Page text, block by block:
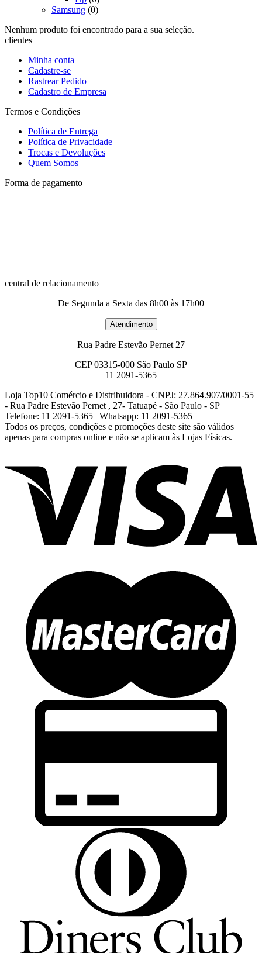
Samsung (0)
Nenhum produto foi encontrado para a sua seleção.
clientes
Minha conta
Cadastre-se
Rastrear Pedido
Cadastro de Empresa
Termos e Condições
Política de Entrega
Política de Privacidade
Trocas e Devoluções
Quem Somos
Forma de pagamento
central de relacionamento
De Segunda a Sexta das 8h00 às 17h00
Rua Padre Estevão Pernet 27
CEP 03315-000 São Paulo SP
11 2091-5365
Loja Top10 Comércio e Distribuidora - CNPJ: 27.864.907/0001-55
- Rua Padre Estevão Pernet , 27- Tatuapé - São Paulo - SP
Telefone: 11 2091-5365 | Whatsapp: 11 2091-5365
Todos os preços, condições e promoções deste site são válidos
apenas para compras online e não se aplicam às Lojas Físicas.